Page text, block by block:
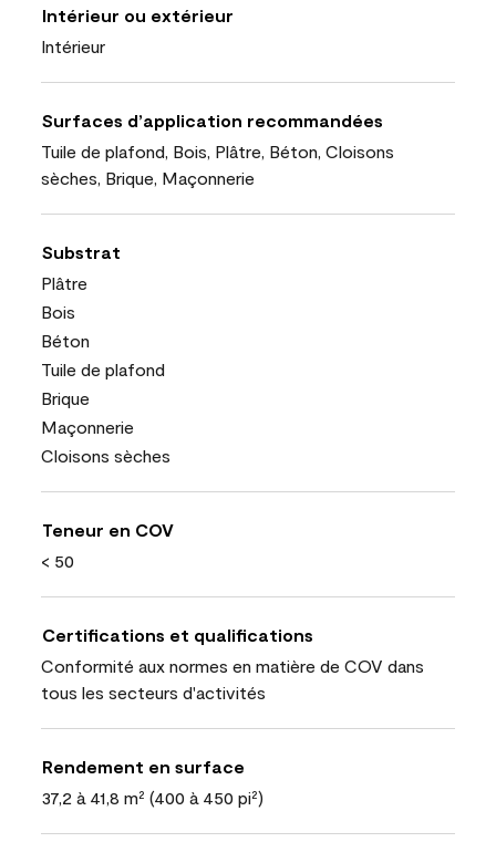
Intérieur ou extérieur
Intérieur
Surfaces d’application recommandées
Tuile de plafond, Bois, Plâtre, Béton, Cloisons
sèches, Brique, Maçonnerie
Substrat
Plâtre
Bois
Béton
Tuile de plafond
Brique
Maçonnerie
Cloisons sèches
Teneur en COV
< 50
Certifications et qualifications
Conformité aux normes en matière de COV dans
tous les secteurs d'activités
Rendement en surface
37,2 à 41,8 m² (400 à 450 pi²)